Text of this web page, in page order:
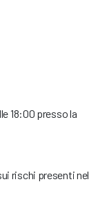
18:00 presso la
rischi presenti nel